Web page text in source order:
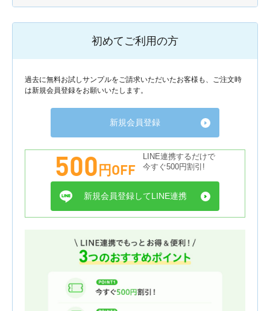
初めてご利用の方
過去に無料お試しサンプルをご請求いただいたお客様も、ご注文時
は新規会員登録をお願いいたします。
新規会員登録
500円OFF
LINE連携するだけで
今すぐ500円割引!
新規会員登録してLINE連携